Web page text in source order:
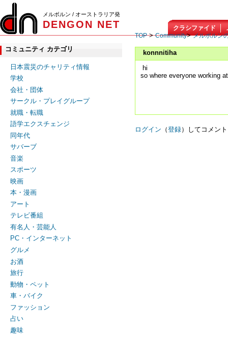
メルボルン / オーストラリア発
DENGON NET クラシファイド
コミュニティ カテゴリ
日本震災のチャリティ情報
学校
会社・団体
サークル・プレイグループ
就職・転職
語学エクスチェンジ
同年代
サバーブ
音楽
スポーツ
映画
本・漫画
アート
テレビ番組
有名人・芸能人
PC・インターネット
グルメ
お酒
旅行
動物・ペット
車・バイク
ファッション
占い
趣味
TOP> Community> メルボルン
konnnitiha
hi
so where everyone working
ログイン （登録）してコメン